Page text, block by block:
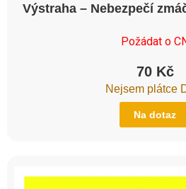
Výstraha – Nebezpečí
Požádat o
70 Kč
Nejsem plátce
Na dotaz